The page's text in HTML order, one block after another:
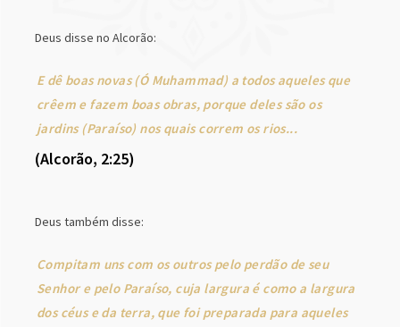
Deus disse no Alcorão:
E dê boas novas (Ó Muhammad) a todos aqueles que
crêem e fazem boas obras, porque deles são os
jardins (Paraíso) nos quais correm os rios...
(Alcorão, 2:25)
Deus também disse:
Compitam uns com os outros pelo perdão de seu
Senhor e pelo Paraíso, cuja largura é como a largura
dos céus e da terra, que foi preparada para aqueles